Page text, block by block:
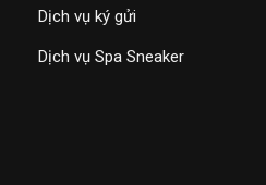
Dịch vụ ký gửi
Dịch vụ Spa Sneaker